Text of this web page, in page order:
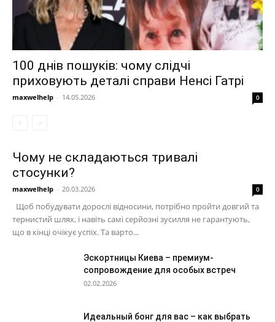
100 днів пошуків: чому слідчі
приховують деталі справи Ненсі Гатрі
maxwelhelp - 14.05.2026 0
Чому не складаються тривалі
стосунки?
maxwelhelp - 20.03.2026 0
Щоб побудувати дорослі відносини, потрібно пройти довгий та
тернистий шлях, і навіть самі серйозні зусилля не гарантують,
що в кінці очікує успіх. Та варто...
Эскортницы Киева – премиум-
сопровождение для особых встреч
02.02.2026
Идеальный бонг для вас – как выбрать